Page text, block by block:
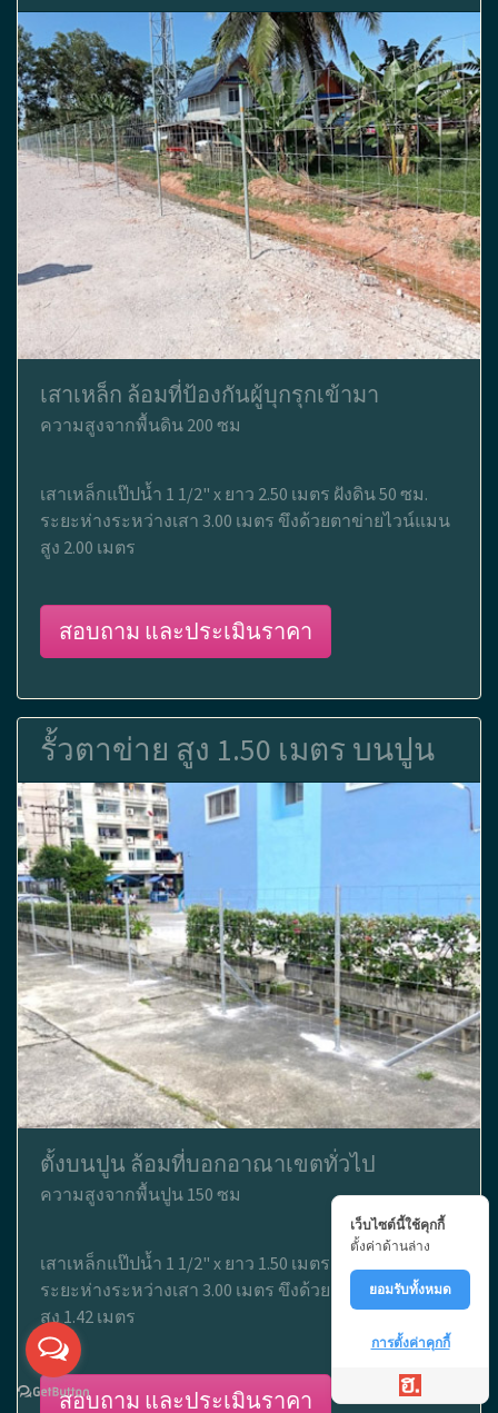
เสาเหล็ก ล้อมที่ป้องกันผู้บุกรุกเข้ามา
ความสูงจากพื้นดิน 200 ซม
เสาเหล็กแป๊ปน้ำ 1 1/2" x ยาว 2.50 เมตร ฝังดิน 50 ซม.
ระยะห่างระหว่างเสา 3.00 เมตร ขึงด้วยตาข่ายไวน์แมน
สูง 2.00 เมตร
สอบถาม และประเมินราคา
รั้วตาข่าย สูง 1.50 เมตร บนปูน
ตั้งบนปูน ล้อมที่บอกอาณาเขตทั่วไป
ความสูงจากพื้นปูน 150 ซม
เสาเหล็กแป๊ปน้ำ 1 1/2" x ยาว 1.50 เมตร ติดเพลทบนปูน
ระยะห่างระหว่างเสา 3.00 เมตร ขึงด้วยตาข่ายไวน์แมน
สูง 1.42 เมตร
สอบถาม และประเมินราคา
เว็บไซต์นี้ใช้คุกกี้
ตั้งค่าด้านล่าง
ยอมรับทั้งหมด
การตั้งค่าคุกกี้